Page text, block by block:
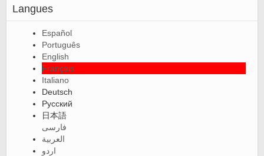
Langues
Español
Português
English
Français
Italiano
Deutsch
Русский
日本語
فارسی
العربية
اردو